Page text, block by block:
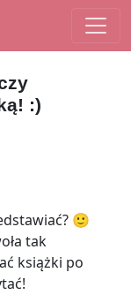
:)
🙂
tak
książki po